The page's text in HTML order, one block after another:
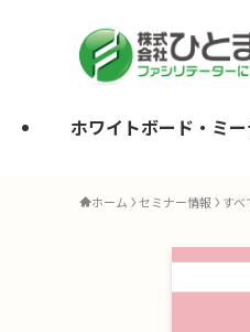
ホワイトボード・ミ
ホーム セミナー情報 す